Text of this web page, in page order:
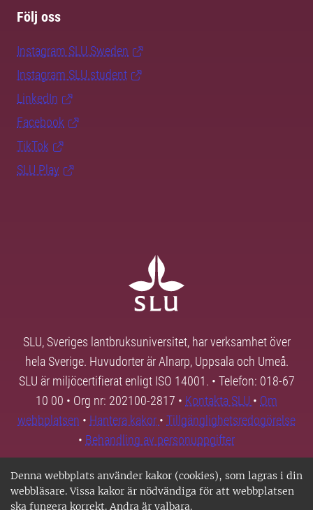
Denna webbplats använder kakor (cookies), som lagras i din
webbläsare. Vissa kakor är nödvändiga för att webbplatsen
ska fungera korrekt. Andra är valbara.
Följ oss
Instagram SLU.Sweden
Instagram SLU.student
LinkedIn
Facebook
TikTok
SLU Play
SLU, Sveriges lantbruksuniversitet, har verksamhet över
hela Sverige. Huvudorter är Alnarp, Uppsala och Umeå.
SLU är miljöcertifierat enligt ISO 14001. • Telefon: 018-67
10 00 • Org nr: 202100-2817 • Kontakta SLU • Om
webbplatsen • Hantera kakor • Tillgänglighetsredogörelse
• Behandling av personuppgifter